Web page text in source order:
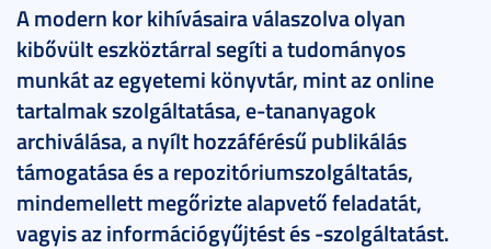
A modern kor kihívásaira válaszolva olyan
kibővült eszköztárral segíti a tudományos
munkát az egyetemi könyvtár, mint az online
tartalmak szolgáltatása, e-tananyagok
archiválása, a nyílt hozzáférésű publikálás
támogatása és a repozitóriumszolgáltatás,
mindemellett megőrizte alapvető feladatát,
vagyis az információgyűjtést és -szolgáltatást.